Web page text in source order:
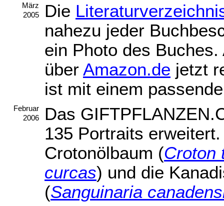
März
2005
Die
nahezu jeder
ein Photo des
über Amazon.de jetzt
ist mit einem
Februar
2006
Das
135 Portraits
Crotonölbaum (Croton
curcas) und die
(Sanguinaria